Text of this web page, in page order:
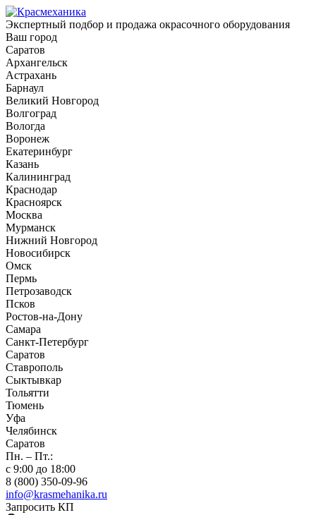
Экспертный подбор и продажа окрасочного оборудования
Ваш город
Саратов
Архангельск
Астрахань
Барнаул
Великий Новгород
Волгоград
Вологда
Воронеж
Екатеринбург
Казань
Калининград
Краснодар
Красноярск
Москва
Мурманск
Нижний Новгород
Новосибирск
Омск
Пермь
Петрозаводск
Псков
Ростов-на-Дону
Самара
Санкт-Петербург
Саратов
Ставрополь
Сыктывкар
Тольятти
Тюмень
Уфа
Челябинск
Саратов
Пн. – Пт.:
с 9:00 до 18:00
8 (800) 350-09-96
info@krasmehanika.ru
Запросить КП